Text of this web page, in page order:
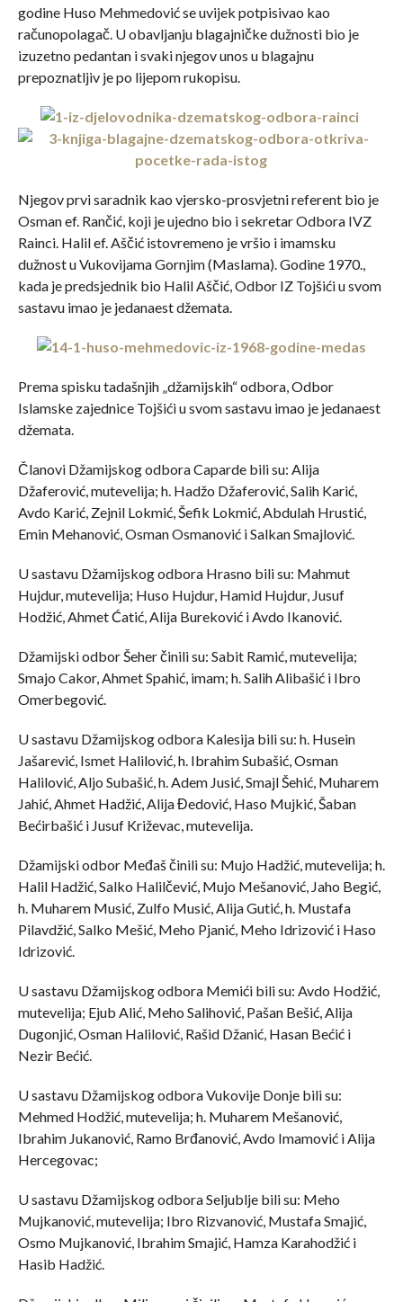
godine Huso Mehmedović se uvijek potpisivao kao
računopolagač. U obavljanju blagajničke dužnosti bio je
izuzetno pedantan i svaki njegov unos u blagajnu
prepoznatljiv je po lijepom rukopisu.
Njegov prvi saradnik kao vjersko-prosvjetni referent bio je
Osman ef. Rančić, koji je ujedno bio i sekretar Odbora IVZ
Rainci. Halil ef. Aščić istovremeno je vršio i imamsku
dužnost u Vukovijama Gornjim (Maslama). Godine 1970.,
kada je predsjednik bio Halil Aščić, Odbor IZ Tojšići u svom
sastavu imao je jedanaest džemata.
Prema spisku tadašnjih „džamijskih“ odbora, Odbor
Islamske zajednice Tojšići u svom sastavu imao je jedanaest
džemata.
Članovi Džamijskog odbora Caparde bili su: Alija
Džaferović, mutevelija; h. Hadžo Džaferović, Salih Karić,
Avdo Karić, Zejnil Lokmić, Šefik Lokmić, Abdulah Hrustić,
Emin Mehanović, Osman Osmanović i Salkan Smajlović.
U sastavu Džamijskog odbora Hrasno bili su: Mahmut
Hujdur, mutevelija; Huso Hujdur, Hamid Hujdur, Jusuf
Hodžić, Ahmet Ćatić, Alija Bureković i Avdo Ikanović.
Džamijski odbor Šeher činili su: Sabit Ramić, mutevelija;
Smajo Cakor, Ahmet Spahić, imam; h. Salih Alibašić i Ibro
Omerbegović.
U sastavu Džamijskog odbora Kalesija bili su: h. Husein
Jašarević, Ismet Halilović, h. Ibrahim Subašić, Osman
Halilović, Aljo Subašić, h. Adem Jusić, Smajl Šehić, Muharem
Jahić, Ahmet Hadžić, Alija Đedović, Haso Mujkić, Šaban
Bećirbašić i Jusuf Križevac, mutevelija.
Džamijski odbor Međaš činili su: Mujo Hadžić, mutevelija; h.
Halil Hadžić, Salko Halilčević, Mujo Mešanović, Jaho Begić,
h. Muharem Musić, Zulfo Musić, Alija Gutić, h. Mustafa
Pilavdžić, Salko Mešić, Meho Pjanić, Meho Idrizović i Haso
Idrizović.
U sastavu Džamijskog odbora Memići bili su: Avdo Hodžić,
mutevelija; Ejub Alić, Meho Salihović, Pašan Bešić, Alija
Dugonjić, Osman Halilović, Rašid Džanić, Hasan Bećić i
Nezir Bećić.
U sastavu Džamijskog odbora Vukovije Donje bili su:
Mehmed Hodžić, mutevelija; h. Muharem Mešanović,
Ibrahim Jukanović, Ramo Brđanović, Avdo Imamović i Alija
Hercegovac;
U sastavu Džamijskog odbora Seljublje bili su: Meho
Mujkanović, mutevelija; Ibro Rizvanović, Mustafa Smajić,
Osmo Mujkanović, Ibrahim Smajić, Hamza Karahodžić i
Hasib Hadžić.